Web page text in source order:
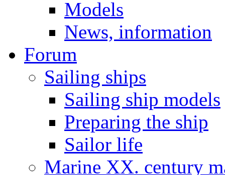
Models
News, information
Forum
Sailing ships
Sailing ship models
Preparing the ship
Sailor life
Marine XX. century